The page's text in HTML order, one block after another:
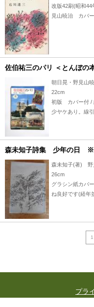
改版42刷(昭和
見山暁治 カバー
佐伯祐三のパリ ＜とんぼの
朝日晃・野見山
22cm
初版 カバー付 /
少ヤケあり。線
森未知子詩集 少年の日 ※
森未知子(著) 野
26cm
グラシン紙カバ
ね良好です(経年
1
プラ